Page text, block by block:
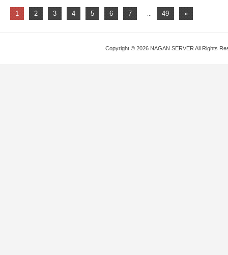
1 2 3 4 5 6 7 49 »
Copyright © 2026 NAGAN SERVER All Rights